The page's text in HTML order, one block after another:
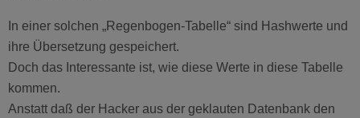
In einer solchen „Regenbogen-Tabelle“ sind Hashwerte und
ihre Übersetzung gespeichert.
Doch das Interessante ist, wie diese Werte in diese Tabelle
kommen.
Anstatt daß der Hacker aus der geklauten Datenbank den